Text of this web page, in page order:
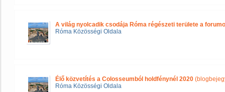
A világ nyolcadik csodája Róma régészeti területe a
Róma Közösségi Oldala
Élő közvetítés a Colosseumból holdfénynél 2020
Róma Közösségi Oldala